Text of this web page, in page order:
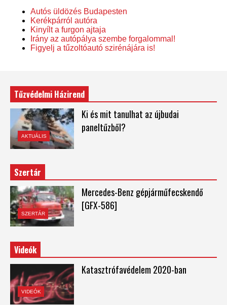
Autós üldözés Budapesten
Kerékpárról autóra
Kinyílt a furgon ajtaja
Irány az autópálya szembe forgalommal!
Figyelj a tűzoltóautó szirénájára is!
Tűzvédelmi Házirend
AKTUÁLIS
Ki és mit tanulhat az újbudai
paneltűzből?
Szertár
SZERTÁR
Mercedes-Benz gépjárműfecskendő
[GFX-586]
Videók
VIDEÓK
Katasztrófavédelem 2020-ban